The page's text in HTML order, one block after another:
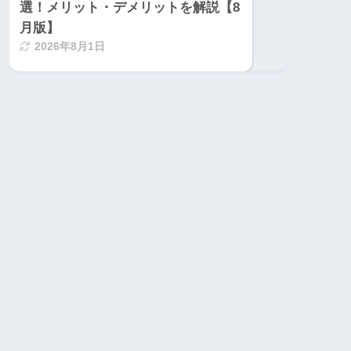
選！メリット・デメリットを解説【8
月版】
2026年8月1日